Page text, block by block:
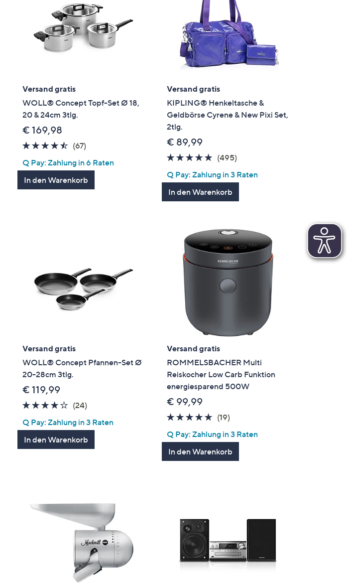
Versand gratis
WOLL® Concept Topf-Set Ø 18,
20 & 24cm 3tlg.
€ 169,98
4.4
5
(67)
Q Pay: Zahlung in 6 Raten
In den Warenkorb
Versand gratis
KIPLING® Henkeltasche &
Geldbörse Cyrene & New Pixi Set,
2tlg.
€ 89,99
4.7
5
(495)
Q Pay: Zahlung in 3 Raten
In den Warenkorb
Versand gratis
WOLL® Concept Pfannen-Set Ø
20-28cm 3tlg.
€ 119,99
3.8
5
(24)
Q Pay: Zahlung in 3 Raten
In den Warenkorb
Versand gratis
ROMMELSBACHER Multi
Reiskocher Low Carb Funktion
energiesparend 500W
€ 99,99
4.7
5
(19)
Q Pay: Zahlung in 3 Raten
In den Warenkorb